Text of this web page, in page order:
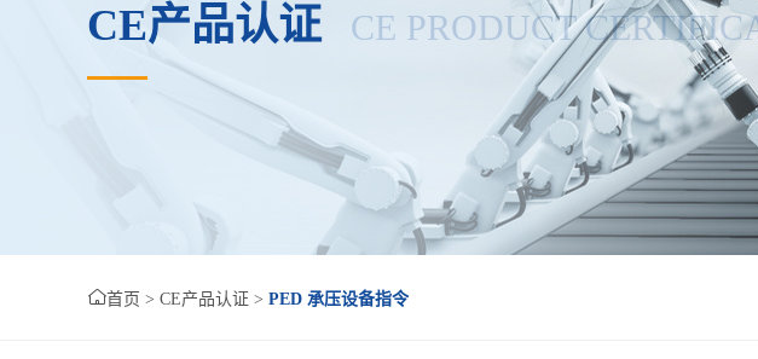
CE产品认证 CE PRODUCT
首页 > CE产品认证 > PED 承压设备指令